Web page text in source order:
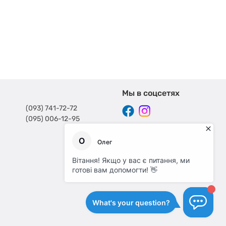
(093) 741-72-72
(095) 006-12-95
Мы в соцсетях